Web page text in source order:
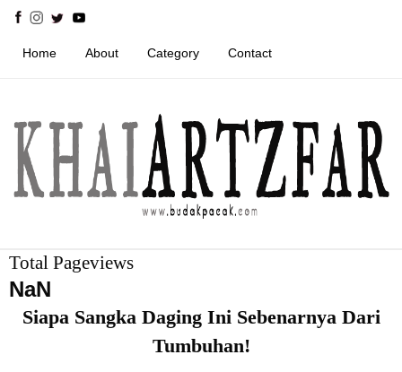
Home About Category Contact
Total Pageviews
NaN
Siapa Sangka Daging Ini Sebenarnya Dari
Tumbuhan!